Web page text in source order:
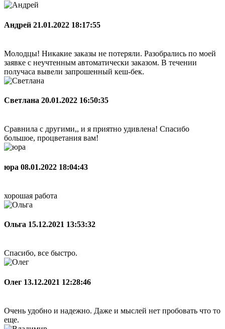
Андрей 21.01.2022 18:17:55
Молодцы! Никакие заказы не потеряли. Разобрались по моей
заявке с неучтенным автоматически заказом. В течении
получаса вывели запрошенный кеш-бек.
Светлана 20.01.2022 16:50:35
Сравнила с другими,, и я приятно удивлена! Спасибо
большое, процветания вам!
юра 08.01.2022 18:04:43
хорошая работа
Ольга 15.12.2021 13:53:32
Спасибо, все быстро.
Олег 13.12.2021 12:28:46
Очень удобно и надежно. Даже и мыслей нет пробовать что то
еще.